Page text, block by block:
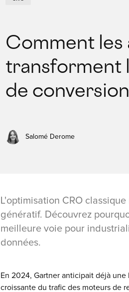
Comment les
transforment
de
Salomé Derome
L'optimisation CRO
génératif. Découvrez
meilleure voie pour
données.
En 2024, Gartner anticipait déjà
croissante du trafic des moteurs de